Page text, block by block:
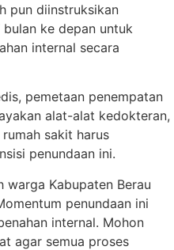
pun diinstruksikan
ke depan untuk
internal secara
pemetaan penempatan
alat-alat kedokteran,
sakit harus
penundaan ini.
warga Kabupaten Berau
penundaan ini
internal. Mohon
agar semua proses